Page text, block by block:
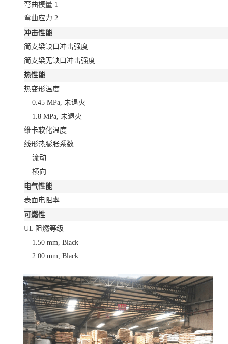
弯曲模量 1
弯曲应力 2
冲击性能
简支梁缺口冲击强度
简支梁无缺口冲击强度
热性能
热变形温度
0.45 MPa, 未退火
1.8 MPa, 未退火
维卡软化温度
线形热膨胀系数
流动
横向
电气性能
表面电阻率
可燃性
UL 阻燃等级
1.50 mm, Black
2.00 mm, Black